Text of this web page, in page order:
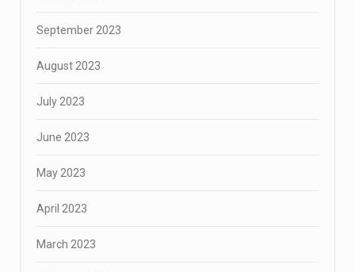
September 2023
August 2023
July 2023
June 2023
May 2023
April 2023
March 2023